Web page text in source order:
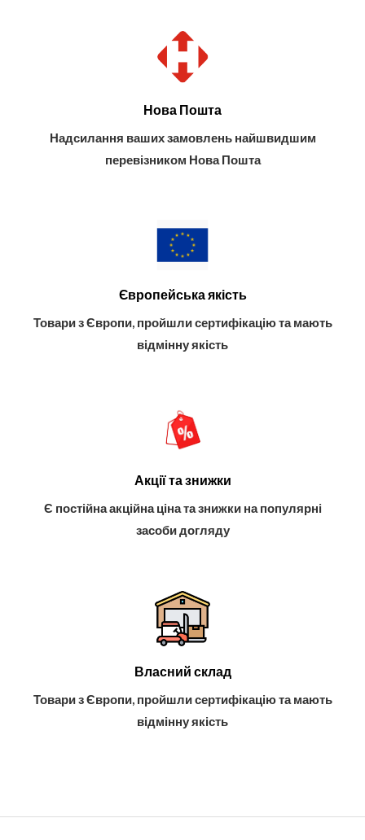
Нова Пошта
Надсилання ваших замовлень найшвидшим
перевізником Нова Пошта
Європейська якість
Товари з Європи, пройшли сертифікацію та мають
відмінну якість
Акції та знижки
Є постійна акційна ціна та знижки на популярні
засоби догляду
Власний склад
Товари з Європи, пройшли сертифікацію та мають
відмінну якість